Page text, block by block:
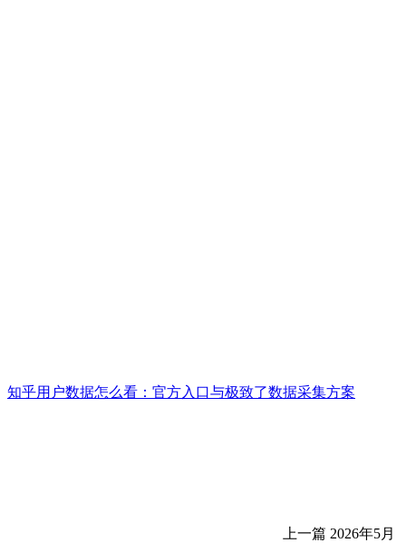
知乎用户数据怎么看：官方入口与极致了数据采集方案
上一篇 2026年5月